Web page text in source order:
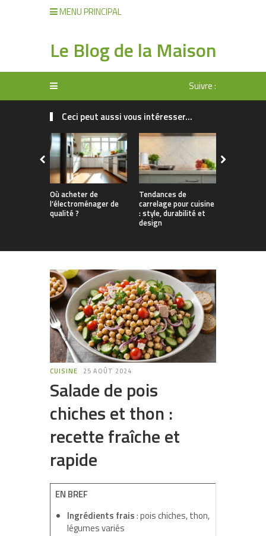
MENU PRINCIPAL
Le Blog de la Maison
Suivre :
Ceci peut aussi vous intéresser...
Où acheter de
l’électroménager de
qualité ?
Tendances de
carrelage pour cuisine
: style, durabilité et
design
CUISINE 25 AOÛT 2024
Salade de pois
chiches et thon :
recette fraîche et
rapide
EN BREF
Ingrédients frais: pois chiches, thon,
légumes variés